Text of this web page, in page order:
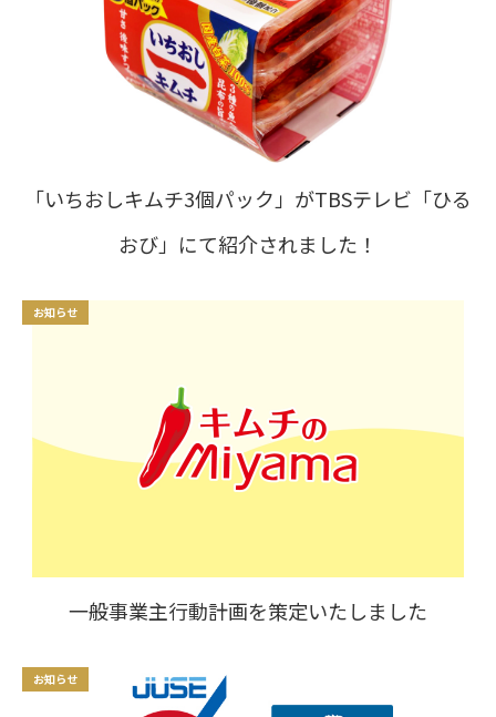
「いちおしキムチ3個パック」がTBSテレビ「ひる
おび」にて紹介されました！
お知らせ
一般事業主行動計画を策定いたしました
お知らせ